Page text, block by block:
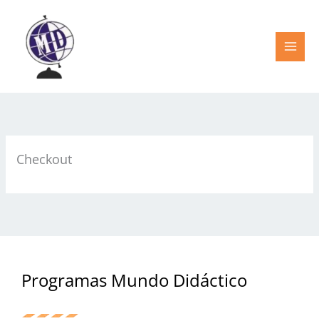
contenido
Checkout
Programas Mundo Didáctico